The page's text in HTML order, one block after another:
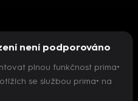
přehrávač
není podporováno
plnou funkčnost prima+
se službou prima+ na